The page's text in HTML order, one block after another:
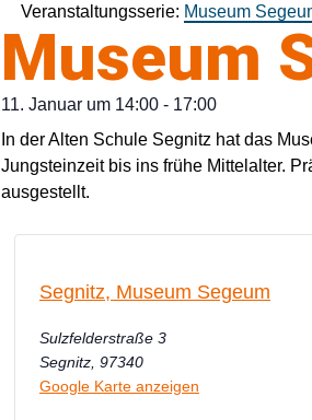
Veranstaltungsserie: Museum
Museum
11. Januar um 14:00 - 17:00
In der Alten Schule Segnitz hat das
Jungsteinzeit bis ins frühe Mittelalter.
ausgestellt.
Segnitz, Museum Segeum
Sulzfelderstraße 3
Segnitz, 97340
Google Karte anzeigen